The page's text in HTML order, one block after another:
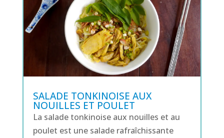
SALADE TONKINOISE AUX
NOUILLES ET POULET
La salade tonkinoise aux nouilles et au
poulet est une salade rafraîchissante